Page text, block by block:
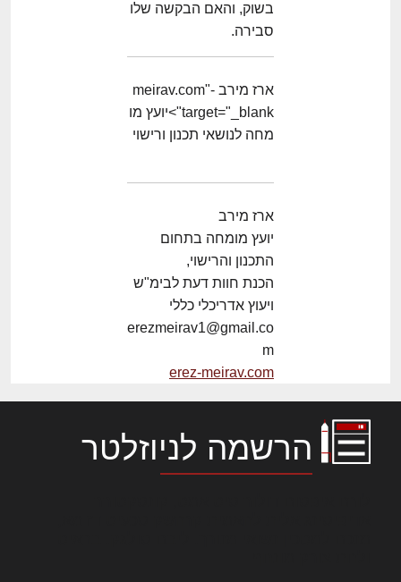
בשוק, והאם הבקשה שלו
סבירה.
ארז מירב -meirav.com"
target="_blank">יועץ מו
מחה לנושאי תכנון ורישוי
ארז מירב
יועץ מומחה בתחום
התכנון והרישוי,
הכנת חוות דעת לבימ"ש
ויעוץ אדריכלי כללי
erezmeirav1@gmail.co
m
erez-meirav.com
הרשמה לניוזלטר